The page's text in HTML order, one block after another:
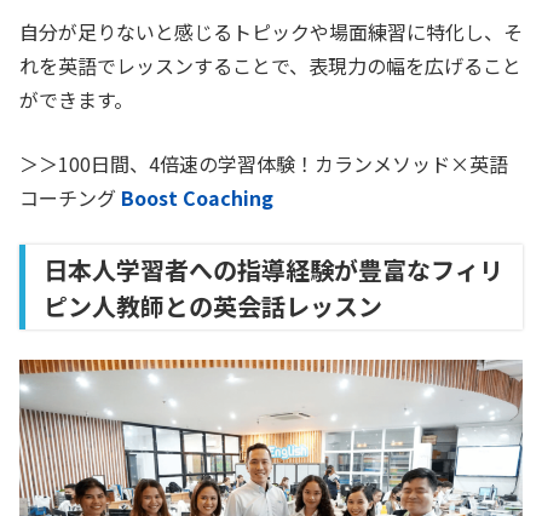
自分が足りないと感じるトピックや場面練習に特化し、そ
れを英語でレッスンすることで、表現力の幅を広げること
ができます。
＞＞100日間、4倍速の学習体験！カランメソッド×英語
コーチング Boost Coaching
日本人学習者への指導経験が豊富なフィリ
ピン人教師との英会話レッスン